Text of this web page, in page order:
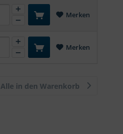
Merken
Merken
Alle in den Warenkorb